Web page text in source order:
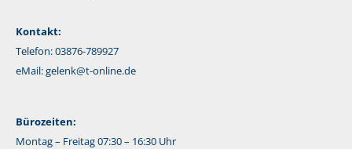
Kontakt:
Telefon: 03876-789927
eMail:gelenk@t-online.de
Bürozeiten:
Montag – Freitag 07:30 – 16:30 Uhr